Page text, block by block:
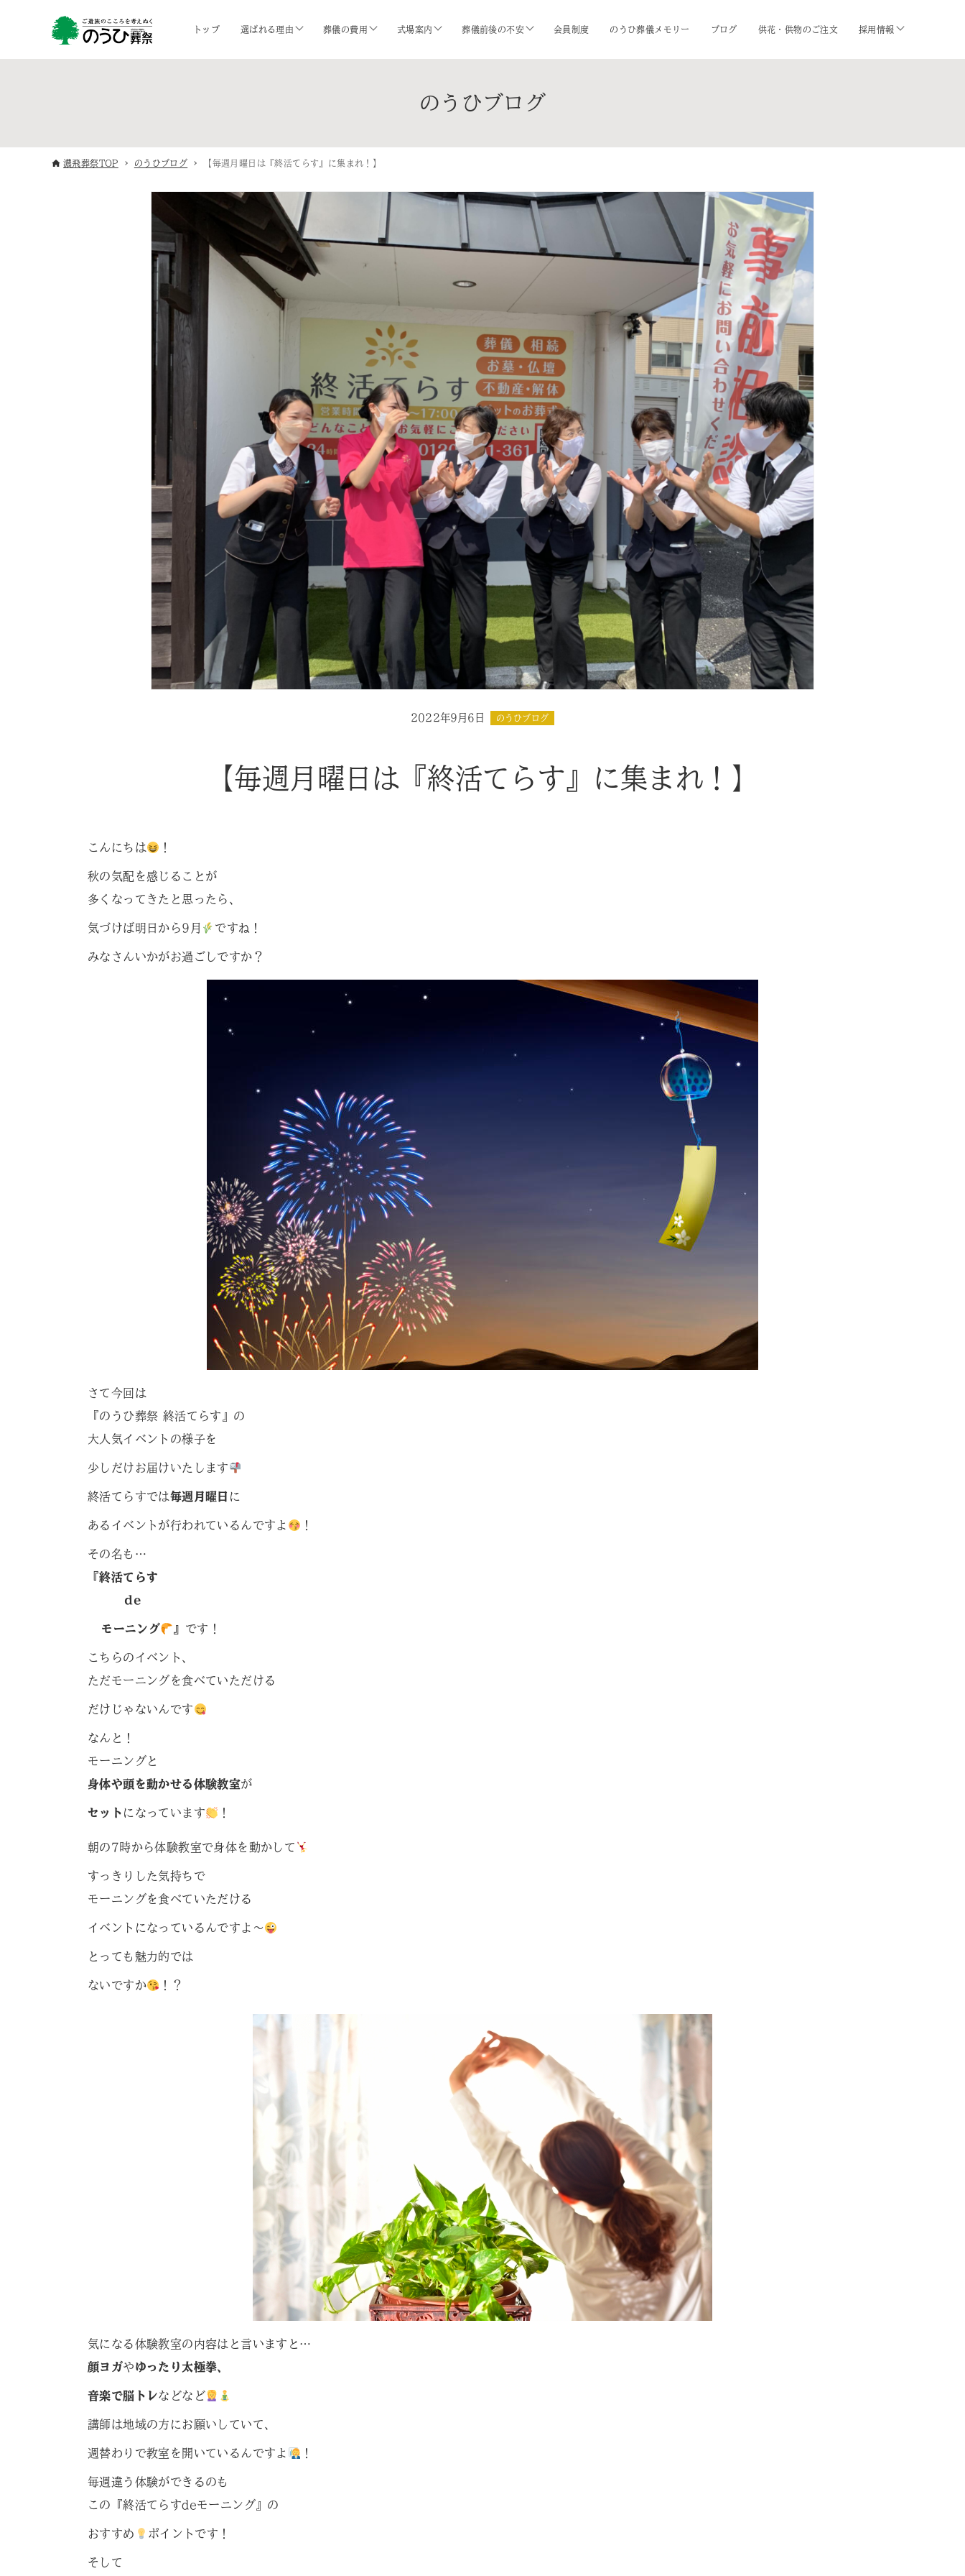
トップ 選ばれる理由 葬儀の費用 式場案内 葬儀前後の不安 会員制度 のうひ葬儀メモリー ブログ 供花・供物のご注文 採用情報
のうひブログ
濃飛葬祭TOP のうひブログ 【毎週月曜日は『終活てらす』に集まれ！】
2022年9月6日 のうひブログ
【毎週月曜日は『終活てらす』に集まれ！】
こんにちは ！
秋の気配を感じることが
多くなってきたと思ったら、
気づけば明日から9月 ですね！
みなさんいかがお過ごしですか？
さて今回は
『のうひ葬祭 終活てらす』の
大人気イベントの様子を
少しだけお届けいたします
終活てらすでは毎週月曜日 に
あるイベントが行われているんですよ ！
その名も…
『終活てらす
de
モーニング 』 です！
こちらのイベント、
ただモーニングを食べていただける
だけじゃないんです
なんと！
モーニングと
身体や頭を動かせる体験教室が
セット になっています ！
朝の7時から体験教室で身体を動かして
すっきりした気持ちで
モーニングを食べていただける
イベントになっているんですよ〜
とっても魅力的では
ないですか ！？
気になる体験教室の内容はと言いますと…
顔ヨガやゆったり太極拳、
音楽で脳トレなどなど
講師は地域の方にお願いしていて、
週替わりで教室を開いているんですよ ！
毎週違う体験ができるのも
この『終活てらすdeモーニング』の
おすすめ ポイントです！
そして